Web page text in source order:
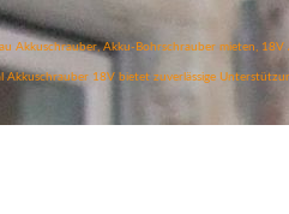
Akkuschrauber, Akku-Bohrschrauber mieten,
Akkuschrauber 18V bietet zuverlässige